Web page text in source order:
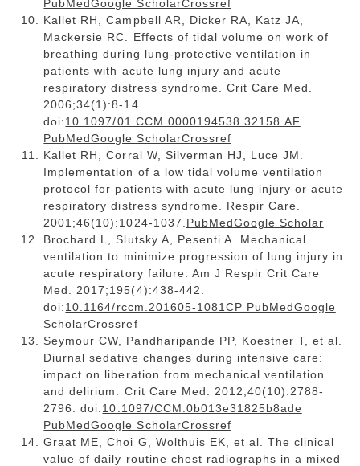
PubMedGoogle ScholarCrossref
Kallet RH, Campbell AR, Dicker RA, Katz JA,
Mackersie RC. Effects of tidal volume on work of
breathing during lung-protective ventilation in
patients with acute lung injury and acute
respiratory distress syndrome. Crit Care Med.
2006;34(1):8-14.
doi:10.1097/01.CCM.0000194538.32158.AF
PubMedGoogle ScholarCrossref
Kallet RH, Corral W, Silverman HJ, Luce JM.
Implementation of a low tidal volume ventilation
protocol for patients with acute lung injury or acute
respiratory distress syndrome. Respir Care.
2001;46(10):1024-1037. PubMedGoogle Scholar
Brochard L, Slutsky A, Pesenti A. Mechanical
ventilation to minimize progression of lung injury in
acute respiratory failure. Am J Respir Crit Care
Med. 2017;195(4):438-442.
doi:10.1164/rccm.201605-1081CP PubMedGoogle
ScholarCrossref
Seymour CW, Pandharipande PP, Koestner T, et al.
Diurnal sedative changes during intensive care:
impact on liberation from mechanical ventilation
and delirium. Crit Care Med. 2012;40(10):2788-
2796. doi:10.1097/CCM.0b013e31825b8ade
PubMedGoogle ScholarCrossref
Graat ME, Choi G, Wolthuis EK, et al. The clinical
value of daily routine chest radiographs in a mixed